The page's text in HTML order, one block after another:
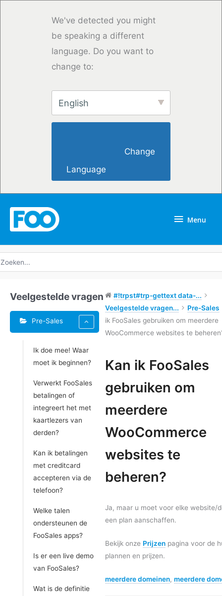
We've detected you might
be speaking a different
language. Do you want to
change to:
English
Language
Menu
Veelgestelde vragen
Pre-Sales
Ik doe mee! Waar
moet ik beginnen?
Verwerkt FooSales
betalingen of
integreert het met
kaartlezers van
derden?
Kan ik betalingen
met creditcard
accepteren via de
telefoon?
Welke talen
ondersteunen de
FooSales apps?
Is er een live demo
van FooSales?
Wat is de definitie
#!trpst#trp-gettext data-...
Veelgestelde vragen...
Pre-Sales
ik FooSales gebruiken om meerdere
WooCommerce websites te
Kan ik FooSales
gebruiken om
meerdere
WooCommerce
websites te
beheren?
Ja, maar u moet voor elke website/
een plan aanschaffen.
Bekijk onze Prijzen pagina voor de
plannen en prijzen.
Tags
meerdere domeinen, meerdere
navigatie